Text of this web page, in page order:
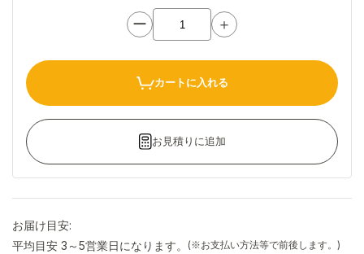
ー ＋
カートに入れる
お見積りに追加
お届け目安:
平均目安 3～5営業日になります。
(※お支払い方法等で前後します。)